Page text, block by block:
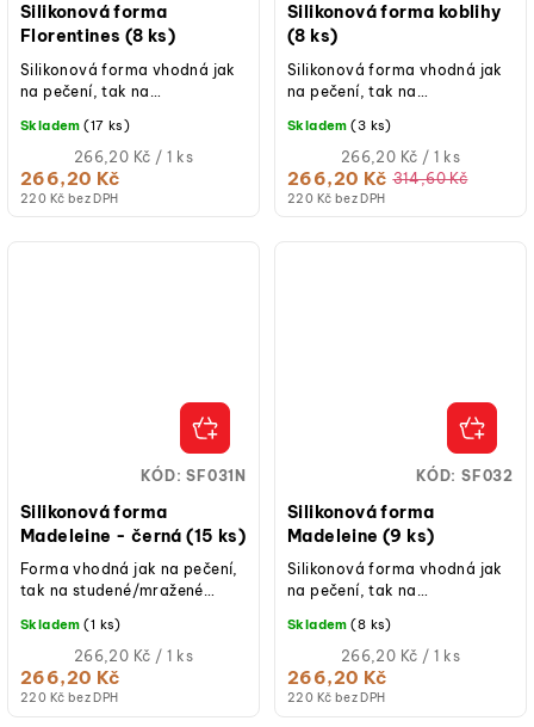
Silikonová forma
Florentines (8 ks)
220 Kč bez DPH
266,20 Kč
Měrná
cena:
266,20 Kč / 1 ks
Skladem (17 ks)
Silikonová forma vhodná jak
na pečení, tak na
Silikonová forma koblihy
(8 ks)
220 Kč bez DPH
266,20 Kč 314,60 Kč
Měrná
cena:
266,20 Kč / 1 ks
Skladem (3 ks)
Silikonová forma vhodná jak
na pečení, tak na
Silikonová forma
Madeleine - černá (15 ks)
220 Kč bez DPH
266,20 Kč
Měrná
cena:
266,20 Kč / 1 ks
Skladem (1 ks)
Forma vhodná jak na pečení,
tak na studené/mražené
KÓD:SF031N
Silikonová forma
Madeleine (9 ks)
220 Kč bez DPH
266,20 Kč
Měrná
cena:
266,20 Kč / 1 ks
Skladem (8 ks)
Silikonová forma vhodná jak
na pečení, tak na
KÓD: SF032